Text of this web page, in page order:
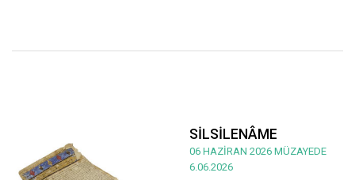
SİLSİLENÂME
06 HAZİRAN 2026 MÜZAYEDE
6.06.2026